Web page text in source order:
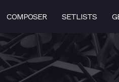
COMPOSER SETLISTS